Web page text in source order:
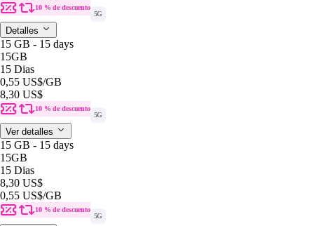
10 % de descuento
5G
Detalles
15 GB - 15 days
15GB
15 Dias
0,55 US$/GB
8,30 US$
10 % de descuento
5G
Ver detalles
15 GB - 15 days
15GB
15 Dias
8,30 US$
0,55 US$/GB
10 % de descuento
5G